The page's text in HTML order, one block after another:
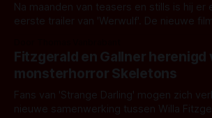
Na maanden van teasers en stills is hij er
eerste trailer van 'Werwulf'. De nieuwe
kille stijl vol folklore en mythe. Het topic
het het al raden?)... de weerwolf. Kijk je
Fitzgerald en Gallner herenigd
monsterhorror Skeletons
Fans van 'Strange Darling' mogen zich
nieuwe samenwerking tussen Willa